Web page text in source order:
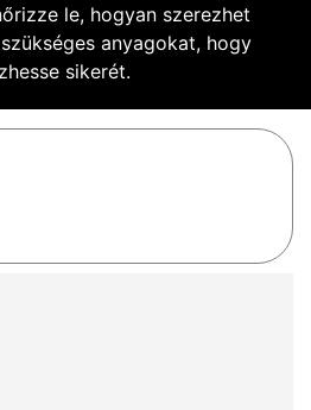
le, hogyan szerezhet
anyagokat, hogy
sikerét.